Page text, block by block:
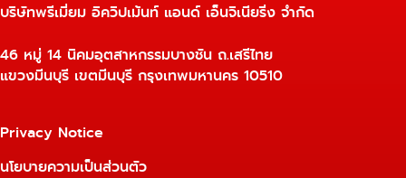
บริษัทพรีเมี่ยม อิควิปเม้นท์ แอนด์ เอ็นจิเนียริ่ง จำกัด
46 หมู่ 14 นิคมอุตสาหกรรมบางชัน ถ.เสรีไทย
แขวงมีนบุรี เขตมีนบุรี กรุงเทพมหานคร 10510
Privacy Notice
นโยบายความเป็นส่วนตัว